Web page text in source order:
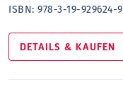
ISBN:978-3-19-929624-9
DETAILS & KAUFEN